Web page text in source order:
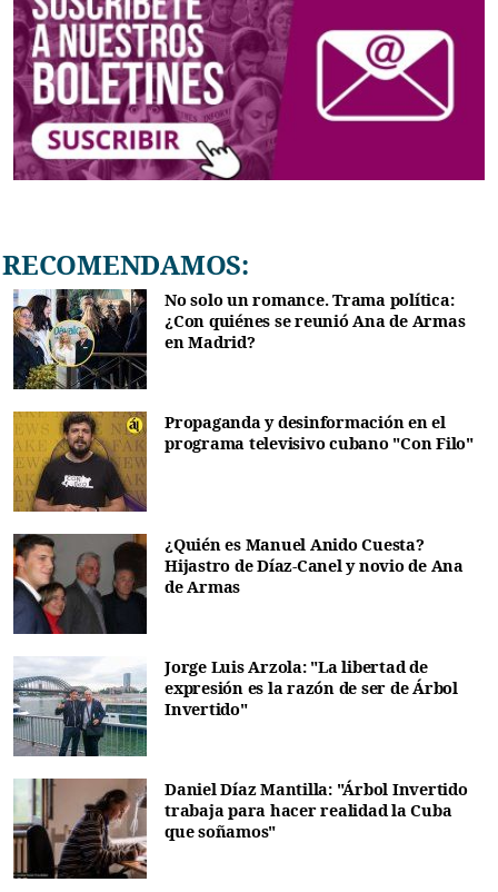
RECOMENDAMOS:
No solo un romance. Trama política:
¿Con quiénes se reunió Ana de Armas
en Madrid?
Propaganda y desinformación en el
programa televisivo cubano "Con Filo"
¿Quién es Manuel Anido Cuesta?
Hijastro de Díaz-Canel y novio de Ana
de Armas
Jorge Luis Arzola: "La libertad de
expresión es la razón de ser de Árbol
Invertido"
Daniel Díaz Mantilla: "Árbol Invertido
trabaja para hacer realidad la Cuba
que soñamos"